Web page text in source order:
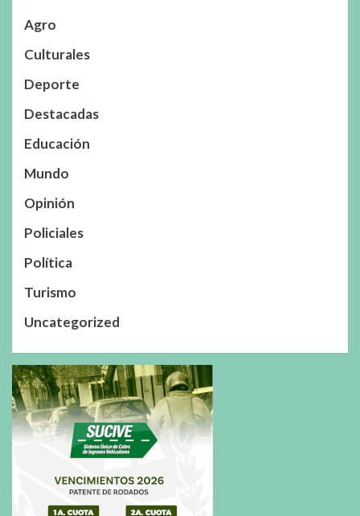
Agro
Culturales
Deporte
Destacadas
Educación
Mundo
Opinión
Policiales
Política
Turismo
Uncategorized